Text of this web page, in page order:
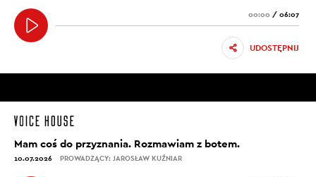
00:00 / 06:07
UDOSTĘPNIJ
Mam coś do przyznania. Rozmawiam z botem.
10.07.2026 PROWADZĄCY: JAROSŁAW KUŹNIAR